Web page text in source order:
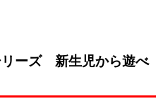
リーズ 新生児から遊べ